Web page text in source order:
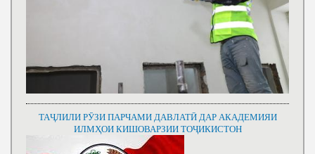
ТАҶЛИЛИ РӮЗИ ПАРЧАМИ ДАВЛАТӢ ДАР АКАДЕМИЯИ
ИЛМҲОИ КИШОВАРЗИИ ТОҶИКИСТОН